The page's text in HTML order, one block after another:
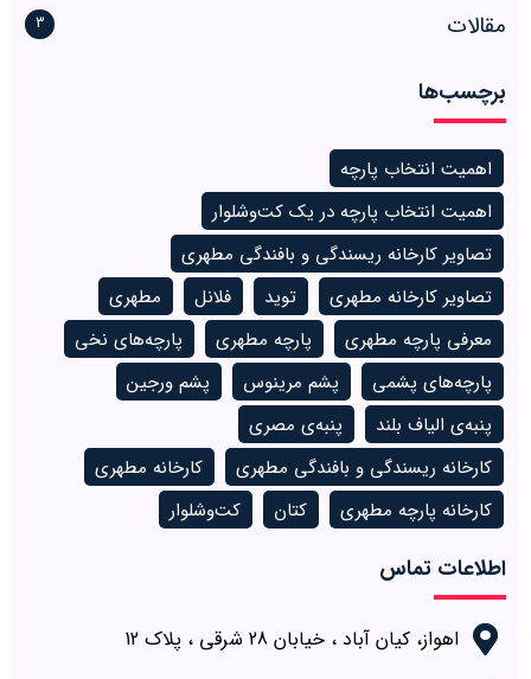
مقالات 3
برچسب‌ها
اهمیت انتخاب پارچه
اهمیت انتخاب پارچه در یک کت‌وشلوار
تصاویر کارخانه ریسندگی و بافندگی مطهری
تصاویر کارخانه مطهری
توید فلانل
مطهری
معرفی پارچه مطهری
پارچه مطهری
پارچه‌های نخی
پارچه‌های پشمی
پشم مرینوس
پشم ورجین
پنبه‌ی الیاف بلند
پنبه‌ی مصری
کارخانه ریسندگی و بافندگی مطهری
کارخانه مطهری
کارخانه پارچه مطهری
کتان کت‌وشلوار
اطلاعات تماس
اهواز، کیان آباد ، خیابان 28 شرقی ، پلاک 12